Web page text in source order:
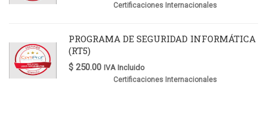
Certificaciones Internacionales
PROGRAMA DE SEGURIDAD INFORMÁTICA
(RT5)
$ 250.00 IVA Incluido
Certificaciones Internacionales